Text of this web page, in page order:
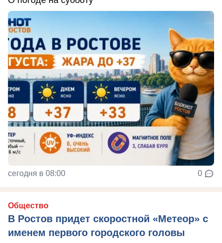
сегодня в 08:00 0
Общество
В Ростов придет скоростной «Метеор» с
именем первого городского головы